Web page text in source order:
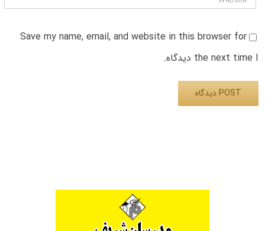
Save my name, email, and website in this browser for
the next time I دیدگاه.